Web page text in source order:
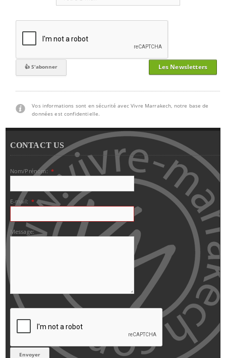
Les Newsletters
Vos informations sont en sécurité avec Vivre Marrakech, notre base de
données est confidentielle.
CONTACT US
Nom/Prénom: *
E-mail: *
Message: